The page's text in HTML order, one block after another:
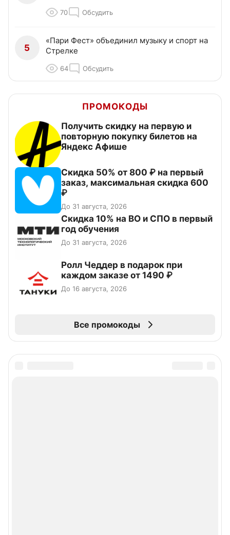
70 Обсудить
5
«Пари Фест» объединил музыку и спорт на
Стрелке
64 Обсудить
ПРОМОКОДЫ
Получить скидку на первую и
повторную покупку билетов на
Яндекс Афише
Скидка 50% от 800 ₽ на первый
заказ, максимальная скидка 600
₽
До 31 августа, 2026
Скидка 10% на ВО и СПО в первый
год обучения
До 31 августа, 2026
Ролл Чеддер в подарок при
каждом заказе от 1490 ₽
До 16 августа, 2026
Все промокоды